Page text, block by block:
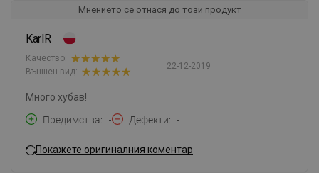
Мнението се отнася до този продукт
KarlR
22-12-2019
Качество:
Външен вид:
Много хубав!
Предимства
- Дефекти -
Покажете оригиналния коментар